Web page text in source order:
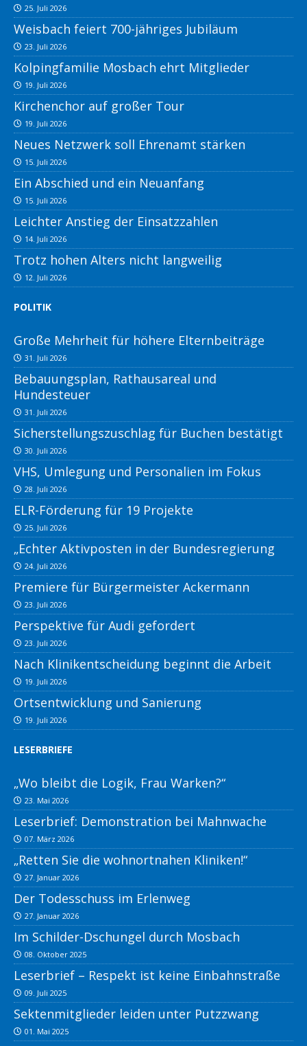
25. Juli 2026
Weisbach feiert 700-jähriges Jubiläum
23. Juli 2026
Kolpingfamilie Mosbach ehrt Mitglieder
19. Juli 2026
Kirchenchor auf großer Tour
19. Juli 2026
Neues Netzwerk soll Ehrenamt stärken
15. Juli 2026
Ein Abschied und ein Neuanfang
15. Juli 2026
Leichter Anstieg der Einsatzzahlen
14. Juli 2026
Trotz hohen Alters nicht langweilig
12. Juli 2026
POLITIK
Große Mehrheit für höhere Elternbeiträge
31. Juli 2026
Bebauungsplan, Rathausareal und
Hundesteuer
31. Juli 2026
Sicherstellungszuschlag für Buchen bestätigt
30. Juli 2026
VHS, Umlegung und Personalien im Fokus
28. Juli 2026
ELR-Förderung für 19 Projekte
25. Juli 2026
„Echter Aktivposten in der Bundesregierung
24. Juli 2026
Premiere für Bürgermeister Ackermann
23. Juli 2026
Perspektive für Audi gefordert
23. Juli 2026
Nach Klinikentscheidung beginnt die Arbeit
19. Juli 2026
Ortsentwicklung und Sanierung
19. Juli 2026
LESERBRIEFE
„Wo bleibt die Logik, Frau Warken?“
23. Mai 2026
Leserbrief: Demonstration bei Mahnwache
07. März 2026
„Retten Sie die wohnortnahen Kliniken!“
27. Januar 2026
Der Todesschuss im Erlenweg
27. Januar 2026
Im Schilder-Dschungel durch Mosbach
08. Oktober 2025
Leserbrief – Respekt ist keine Einbahnstraße
09. Juli 2025
Sektenmitglieder leiden unter Putzzwang
01. Mai 2025